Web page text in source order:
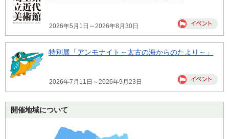
2026年5月1日～2026年8月30日
特別展「アンモナイト～太古の海からのたより～」
2026年7月11日～2026年9月23日
開催地域について